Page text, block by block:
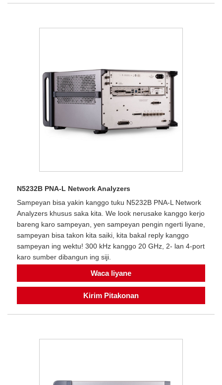
N5232B PNA-L Network Analyzers
Sampeyan bisa yakin kanggo tuku N5232B PNA-L Network
Analyzers khusus saka kita. We look nerusake kanggo kerjo
bareng karo sampeyan, yen sampeyan pengin ngerti liyane,
sampeyan bisa takon kita saiki, kita bakal reply kanggo
sampeyan ing wektu! 300 kHz kanggo 20 GHz, 2- lan 4-port
karo sumber dibangun ing siji.
Waca liyane
Kirim Pitakonan